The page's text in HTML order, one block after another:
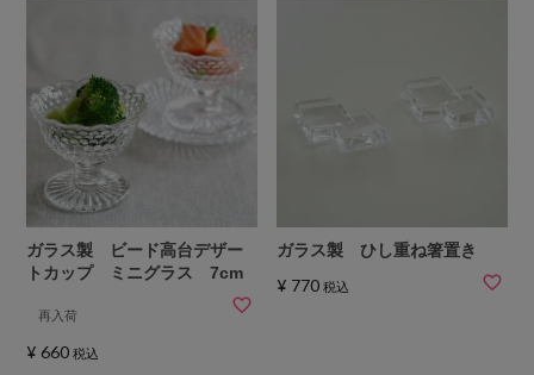
ガラス製 ビード高台デザー
トカップ ミニグラス 7cm
再入荷
¥ 660 税込
ガラス製 ひし重ね箸置き
¥ 770 税込